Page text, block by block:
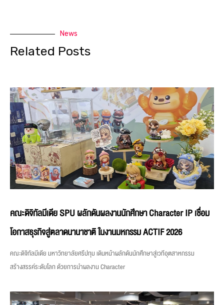
News
Related Posts
คณะดิจิทัลมีเดีย SPU ผลักดันผลงานนักศึกษา Character IP เชื่อม
โอกาสธุรกิจสู่ตลาดนานาชาติ ในงานมหกรรม ACTIF 2026
คณะดิจิทัลมีเดีย มหาวิทยาลัยศรีปทุม เดินหน้าผลักดันนักศึกษาสู่เวทีอุตสาหกรรม
สร้างสรรค์ระดับโลก ด้วยการนำผลงาน Character